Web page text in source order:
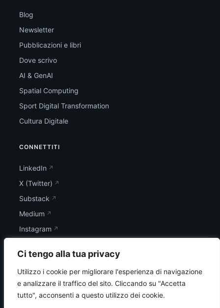
Ci tengo alla tua privacy
Utilizzo i cookie per migliorare l'esperienza di navigazione
e analizzare il traffico del sito. Cliccando su "Accetta
tutto", acconsenti a questo utilizzo dei cookie.
Blog
Newsletter
Pubblicazioni e libri
Dove scrivo
AI & GenAI
Spatial Computing
Sport Digital Transformation
Cultura Digitale
CONNETTITI
LinkedIn
X (Twitter)
Substack
Medium
Instagram